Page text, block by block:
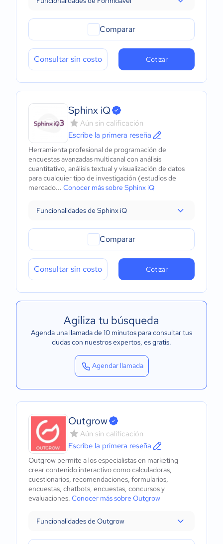
Comparar
Consultar sin costo Cotizar
Sphinx iQ
Aún sin calificación
Escribe la primera reseña
Herramienta profesional de programación de
encuestas avanzadas multicanal con análisis
cuantitativo, análisis textual y visualización de datos
para cualquier tipo de investigación (estudios de
mercado... Conocer más sobre Sphinx iQ
Funcionalidades de Sphinx iQ
Comparar
Consultar sin costo Cotizar
Agiliza tu búsqueda
Agenda una llamada de 10 minutos para consultar tus
dudas con nuestros expertos, es gratis.
Agendar llamada
Outgrow
Aún sin calificación
Escribe la primera reseña
Outgrow permite a los especialistas en marketing
crear contenido interactivo como calculadoras,
cuestionarios, recomendaciones, formularios,
encuestas, chatbots, encuestas, concursos y
evaluaciones. Conocer más sobre Outgrow
Funcionalidades de Outgrow